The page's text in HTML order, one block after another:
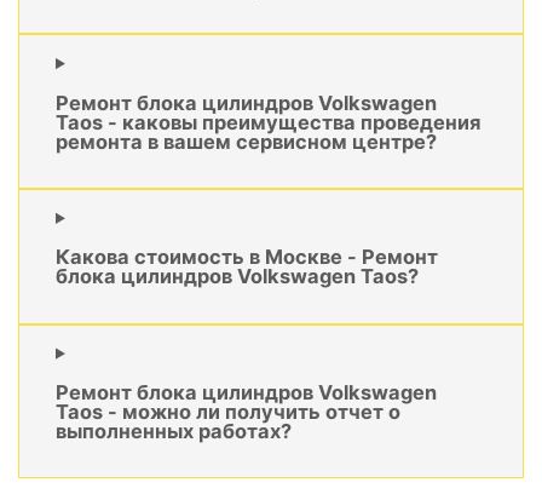
Ремонт блока цилиндров Volkswagen
Taos - каковы преимущества проведения
ремонта в вашем сервисном центре?
Какова стоимость в Москве - Ремонт
блока цилиндров Volkswagen Taos?
Ремонт блока цилиндров Volkswagen
Taos - можно ли получить отчет о
выполненных работах?